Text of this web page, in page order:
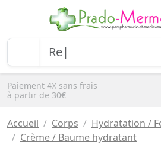
Paiement 4X sans frais
à partir de 30€
Accueil Corps
Hydratation /
Crème / Baume hydratant